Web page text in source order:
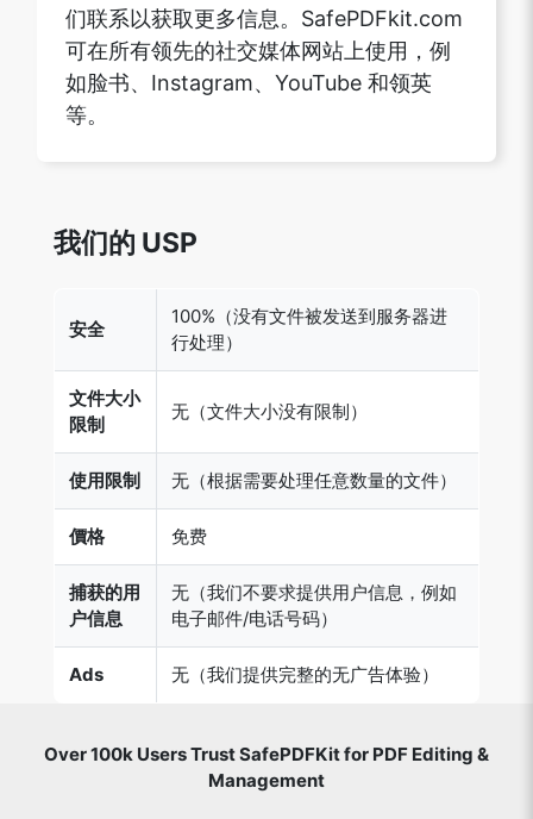
们联系以获取更多信息。SafePDFkit.com
可在所有领先的社交媒体网站上使用，例
如脸书、Instagram、YouTube 和领英
等。
我们的 USP
安全
100%（没有文件被发送到服务器进
行处理）
文件大小
限制
无（文件大小没有限制）
使用限制 无（根据需要处理任意数量的文件）
價格 免费
捕获的用
户信息
无（我们不要求提供用户信息，例如
电子邮件/电话号码）
Ads 无（我们提供完整的无广告体验）
Over 100k Users Trust SafePDFKit for PDF Editing &
Management